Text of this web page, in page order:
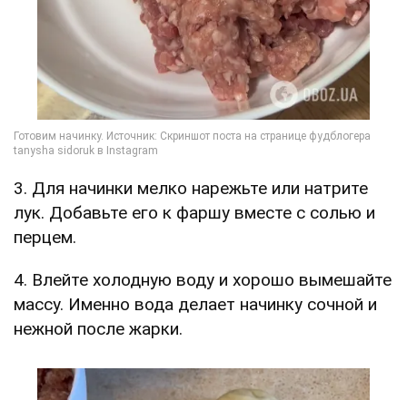
3. Для начинки мелко нарежьте или натрите
лук. Добавьте его к фаршу вместе с солью и
перцем.
4. Влейте холодную воду и хорошо вымешайте
массу. Именно вода делает начинку сочной и
нежной после жарки.